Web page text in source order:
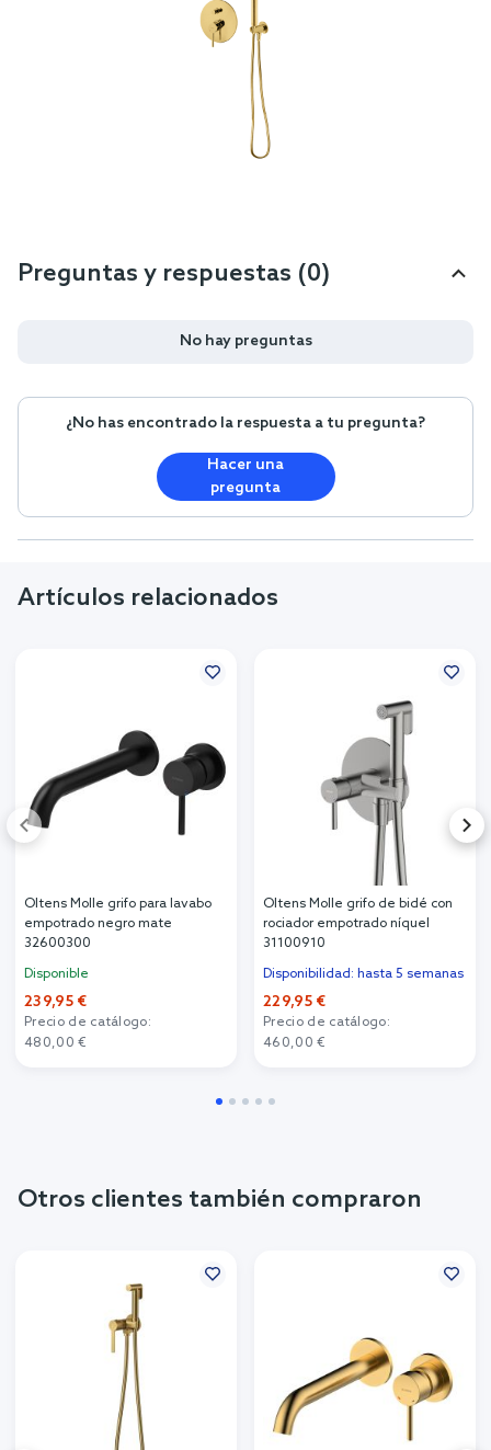
Preguntas y respuestas (0)
No hay preguntas
¿No has encontrado la respuesta a tu pregunta?
Hacer una
pregunta
Artículos relacionados
Oltens Molle grifo para lavabo
empotrado negro mate
32600300
Disponible
239,95 €
Precio de catálogo:
480,00 €
Oltens Molle grifo de bidé con
rociador empotrado níquel
31100910
Disponibilidad: hasta 5 semanas
229,95 €
Precio de catálogo:
460,00 €
Otros clientes también compraron